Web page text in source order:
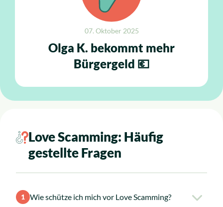
07. Oktober 2025
Olga K. bekommt mehr
Bürgergeld 💶
Love Scamming: Häufig
gestellte Fragen
1 Wie schütze ich mich vor Love Scamming?